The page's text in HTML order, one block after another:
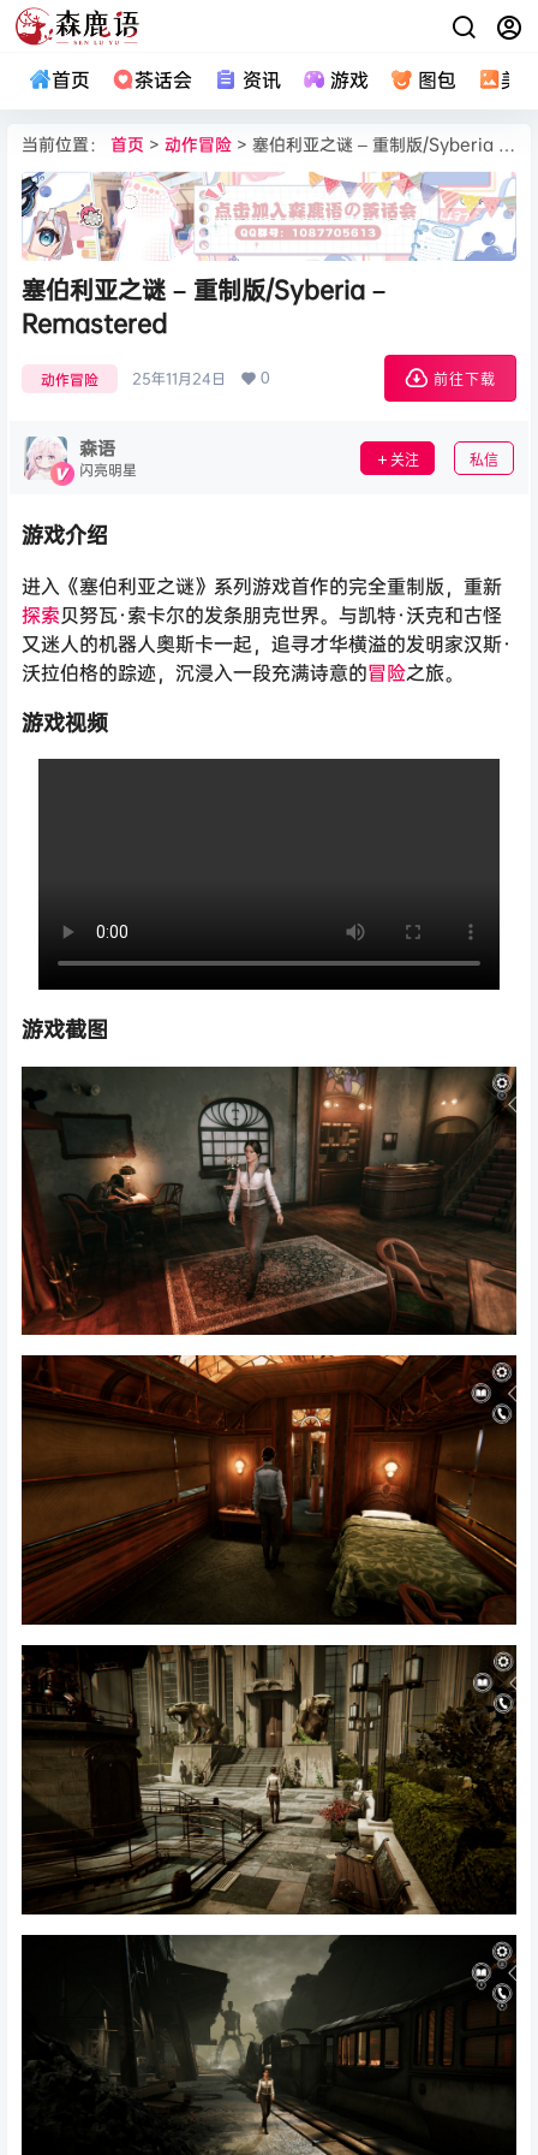
首页 茶话会 资讯 游戏 图包 美
当前位置： 首页 > 动作冒险 > 塞伯利亚之谜 – 重制版/Syberia – Remastered
塞伯利亚之谜 – 重制版/Syberia –
Remastered
动作冒险 25年11月24日 0 前往下载
森语
闪亮明星 关注 私信
游戏介绍
进入《塞伯利亚之谜》系列游戏首作的完全重制版，重新
探索贝努瓦·索卡尔的发条朋克世界。与凯特·沃克和古怪
又迷人的机器人奥斯卡一起，追寻才华横溢的发明家汉斯·
沃拉伯格的踪迹，沉浸入一段充满诗意的冒险之旅。
游戏视频
游戏截图